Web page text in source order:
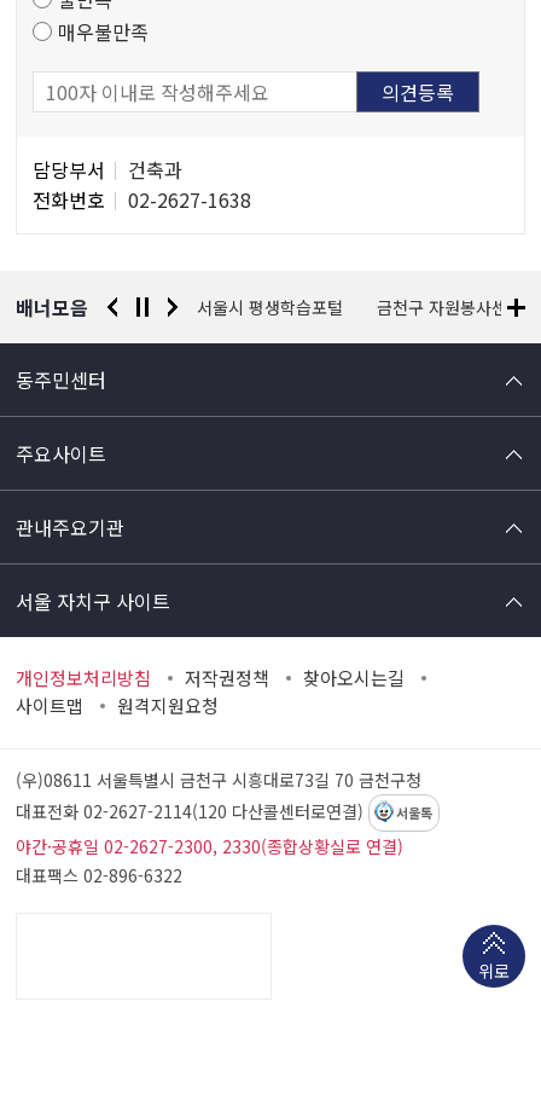
매우불만족
당
자
담당부서
건축과
전화번호
02-2627-1638
배너모음
찰청 유실물 통합포털 서울시 평생학습포털 금천구 자원봉사센터
동주민센터
주요사이트
관내주요기관
서울 자치구 사이트
개인정보처리방침 저작권정책
찾아오시는길
사이트맵
원격지원요청
위로
(우)08611 서울특별시 금천구 시흥대로73길 70금천구청
대표전화 02-2627-2114(120 다산콜센터로연결)
서울톡
야간·공휴일 02-2627-2300, 2330(종합상황실로 연결)
대표팩스 02-896-6322